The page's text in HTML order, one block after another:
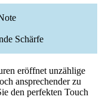
Schärfe
eröffnet unzählige
ansprechender zu
den perfekten Touch